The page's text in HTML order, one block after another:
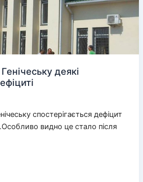
деякі
спостерігається дефіцит
видно це стало після